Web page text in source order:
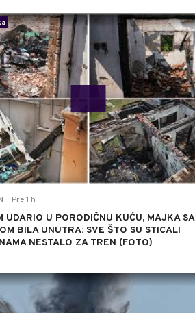
Pre 1 h
UDARIO U PORODIČNU KUĆU, MAJKA SA
BILA UNUTRA: SVE ŠTO SU STICALI
NESTALO ZA TREN (FOTO)